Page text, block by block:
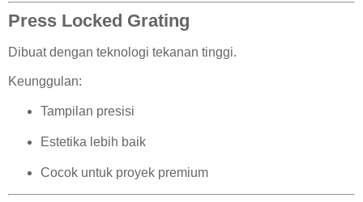
Press Locked Grating
Dibuat dengan teknologi tekanan tinggi.
Keunggulan:
Tampilan presisi
Estetika lebih baik
Cocok untuk proyek premium